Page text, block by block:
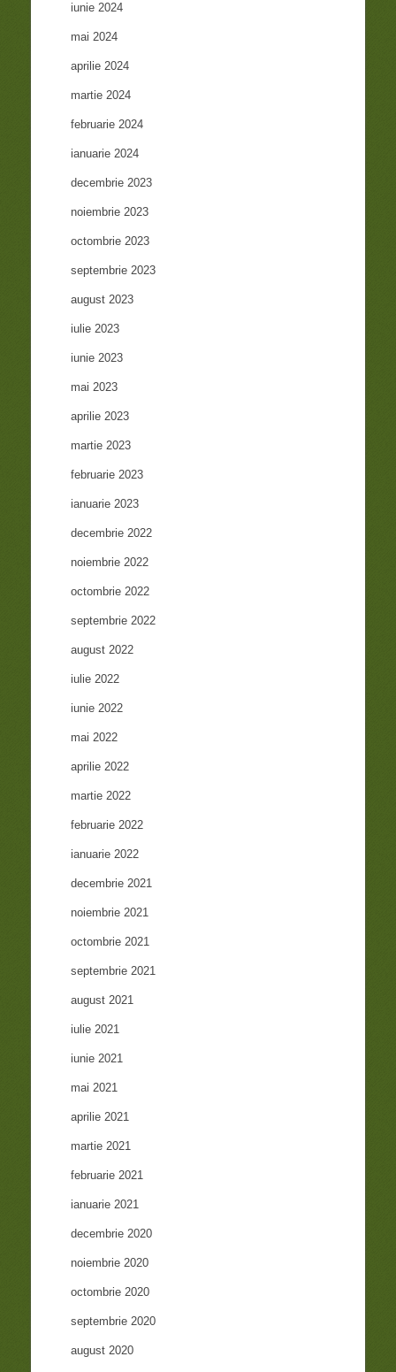
iunie 2024
mai 2024
aprilie 2024
martie 2024
februarie 2024
ianuarie 2024
decembrie 2023
noiembrie 2023
octombrie 2023
septembrie 2023
august 2023
iulie 2023
iunie 2023
mai 2023
aprilie 2023
martie 2023
februarie 2023
ianuarie 2023
decembrie 2022
noiembrie 2022
octombrie 2022
septembrie 2022
august 2022
iulie 2022
iunie 2022
mai 2022
aprilie 2022
martie 2022
februarie 2022
ianuarie 2022
decembrie 2021
noiembrie 2021
octombrie 2021
septembrie 2021
august 2021
iulie 2021
iunie 2021
mai 2021
aprilie 2021
martie 2021
februarie 2021
ianuarie 2021
decembrie 2020
noiembrie 2020
octombrie 2020
septembrie 2020
august 2020